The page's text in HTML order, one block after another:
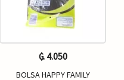
₲. 4.050
BOLSA HAPPY FAMILY